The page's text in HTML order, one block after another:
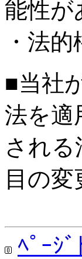
能性が
・法
■当社
法を適
され
目の変
ﾍﾟｰｼ